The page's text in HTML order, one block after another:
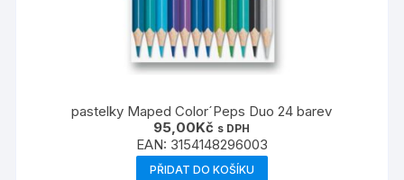
pastelky Maped Color´Peps Duo 24 barev
95,00Kč s DPH
EAN: 3154148296003
PŘIDAT DO KOŠÍKU